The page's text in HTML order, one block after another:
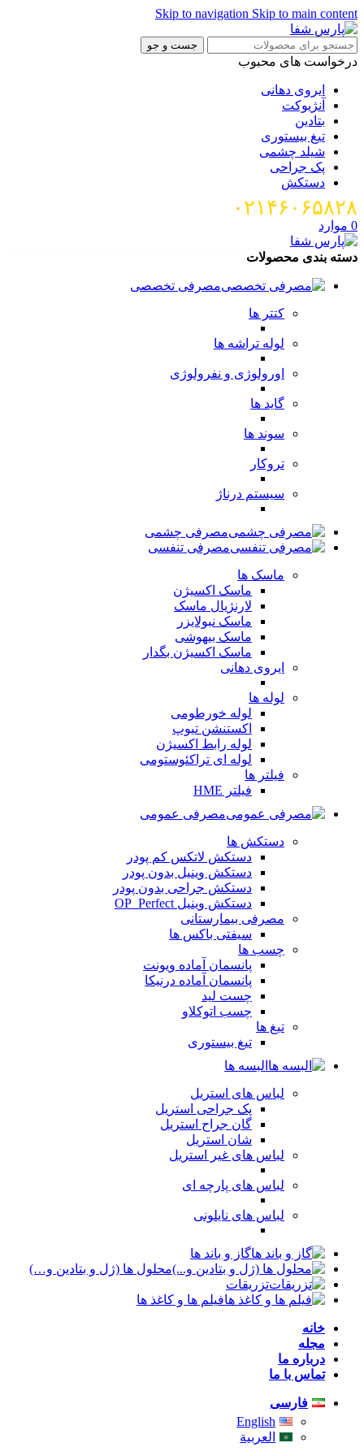
Skip to navigationSkip to main
جست و جو
های محبوب
ایروی دهانی
آنژیوکت
بتادین
تیغ بیستوری
شیلد چشمی
پک جراحی
دستکش
بندی محصولات
مصرفی تخصصی
کتتر ها
لوله تراشه ها
اورولوژی و نفرولوژی
گاید ها
سوند ها
تروکار
سیستم درناژ
مصرفی چشمی
مصرفی تنفسی
ماسک ها
ماسک اکسیژن
لارنژیال ماسک
ماسک نبولایزر
ماسک بیهوشی
ماسک اکسیژن بگدار
ایروی دهانی
لوله ها
لوله خورطومی
اکستنشن تیوپ
لوله رابط اکسیژن
لوله ای تراکئوستومی
فیلتر ها
فیلتر HME
مصرفی عمومی
دستکش ها
دستکش لاتکس کم پودر
دستکش وینیل بدون پودر
دستکش جراحی بدون پودر
دستکش وینیل OP_Perfect
مصرفی بیمارستانی
سیفتی باکس ها
چسب ها
پانسمان آماده ویونت
پانسمان آماده درنیکا
چست لید
چسب اتوکلاو
تیغ ها
تیغ بیستوری
البسه ها
لباس های استریل
پک جراحی استریل
گان جراح استریل
شان استریل
لباس های غیر استریل
لباس های پارچه ای
لباس های نایلونی
گاز و باند ها
محلول ها (ژل و بتادین و…)
تزریقات
فیلم ها و کاغذ ها
خانه
مجله
درباره ما
تماس با ما
فارسی
English
العربية